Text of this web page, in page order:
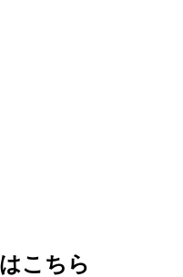
こちら